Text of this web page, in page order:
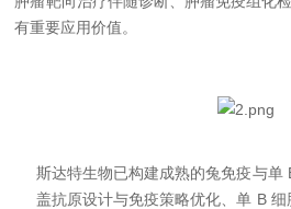
有重要应用价值。
斯达特生物已构建成熟的兔免疫与单
盖抗原设计与免疫策略优化、单 B